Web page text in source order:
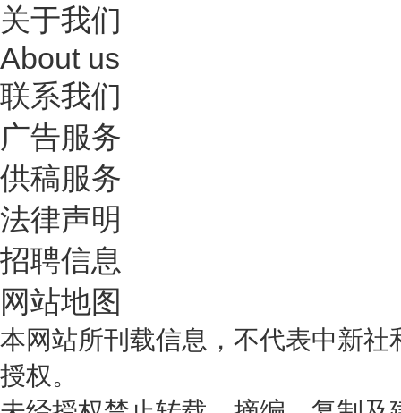
关于我们
About us
联系我们
广告服务
供稿服务
法律声明
招聘信息
网站地图
本网站所刊载信息，不代表中新
授权。